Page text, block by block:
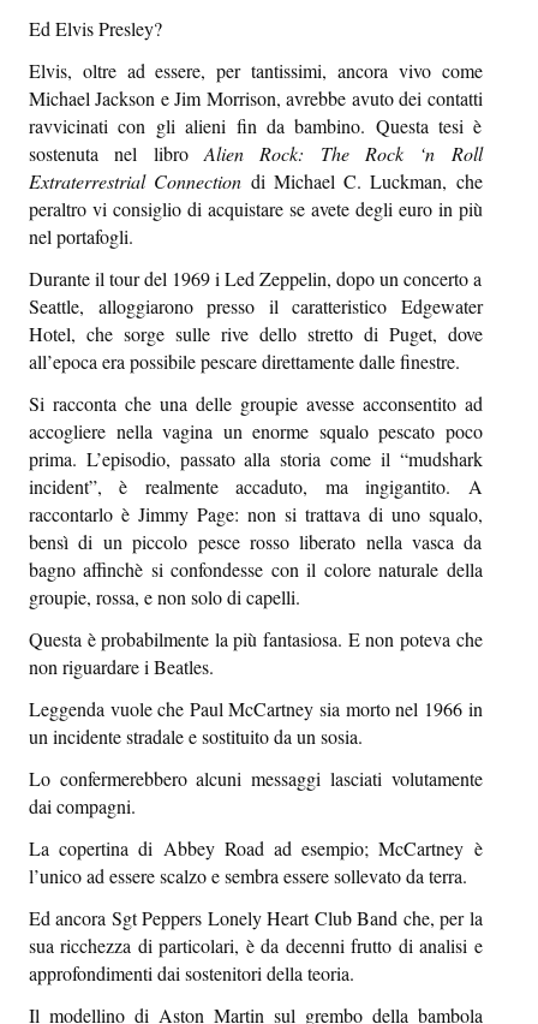
Epillole
Ed Elvis Presley?
Elvis, oltre ad essere, per tantissimi, ancora vivo come
Michael Jackson e Jim Morrison, avrebbe avuto dei contatti
ravvicinati con gli alieni fin da bambino. Questa tesi è
sostenuta nel libro Alien Rock: The Rock ‘n Roll
Extraterrestrial Connection di Michael C. Luckman, che
peraltro vi consiglio di acquistare se avete degli euro in più
nel portafogli.
Durante il tour del 1969 i Led Zeppelin, dopo un concerto a
Seattle, alloggiarono presso il caratteristico Edgewater
Hotel, che sorge sulle rive dello stretto di Puget, dove
all’epoca era possibile pescare direttamente dalle finestre.
Si racconta che una delle groupie avesse acconsentito ad
accogliere nella vagina un enorme squalo pescato poco
prima. L’episodio, passato alla storia come il “mudshark
incident”, è realmente accaduto, ma ingigantito. A
raccontarlo è Jimmy Page: non si trattava di uno squalo,
bensì di un piccolo pesce rosso liberato nella vasca da
bagno affinchè si confondesse con il colore naturale della
groupie, rossa, e non solo di capelli.
Questa è probabilmente la più fantasiosa. E non poteva che
non riguardare i Beatles.
Leggenda vuole che Paul McCartney sia morto nel 1966 in
un incidente stradale e sostituito da un sosia.
Lo confermerebbero alcuni messaggi lasciati volutamente
dai compagni.
La copertina di Abbey Road ad esempio; McCartney è
l’unico ad essere scalzo e sembra essere sollevato da terra.
Ed ancora Sgt Peppers Lonely Heart Club Band che, per la
sua ricchezza di particolari, è da decenni frutto di analisi e
approfondimenti dai sostenitori della teoria.
Il modellino di Aston Martin sul grembo della bambola